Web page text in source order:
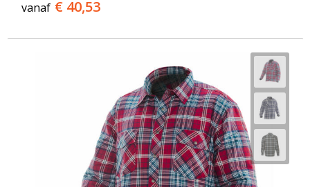
vanaf € 40,53